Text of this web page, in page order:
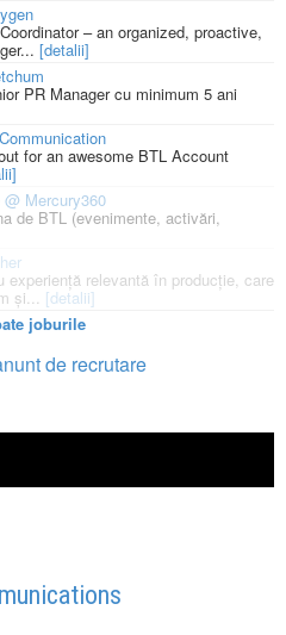
– an organized, proactive,
[detalii]
PR Manager cu minimum 5 ani
for an awesome BTL Account
Mercury360
de BTL (evenimente, activări,
relevantă în producție, care
și... [detalii]
joburile
de recrutare